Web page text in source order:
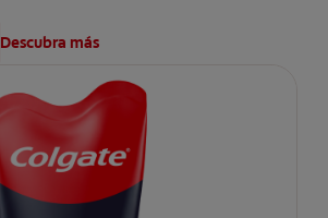
Descubra más